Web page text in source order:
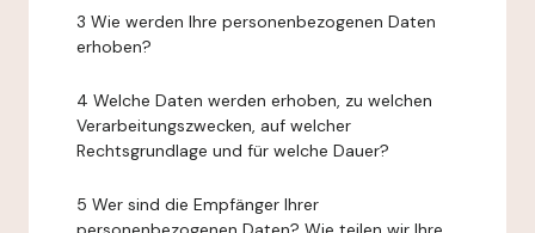
3 Wie werden Ihre personenbezogenen Daten
erhoben?
4 Welche Daten werden erhoben, zu welchen
Verarbeitungszwecken, auf welcher
Rechtsgrundlage und für welche Dauer?
5 Wer sind die Empfänger Ihrer